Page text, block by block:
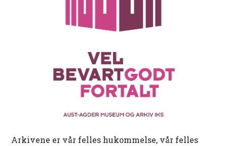
Arkivene er vår felles hukommelse, vår felles